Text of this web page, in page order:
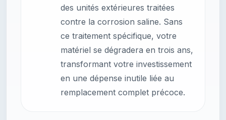
des unités extérieures traitées
contre la corrosion saline. Sans
ce traitement spécifique, votre
matériel se dégradera en trois ans,
transformant votre investissement
en une dépense inutile liée au
remplacement complet précoce.